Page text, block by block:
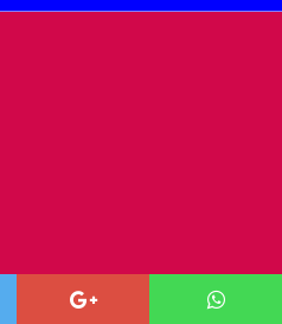
reservados – Aviso de Privacidad